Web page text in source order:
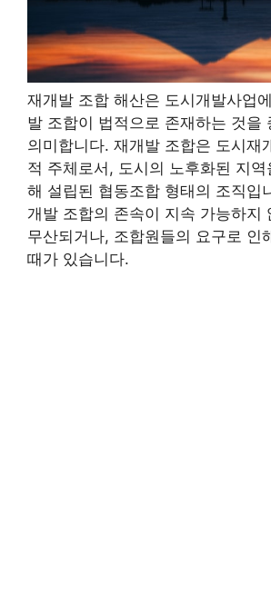
재개발 조합 해산은 도시개발사업
발 조합이 법적으로 존재하는 것을
의미합니다. 재개발 조합은 도시재
적 주체로서, 도시의 노후화된 지역
해 설립된 협동조합 형태의 조직입
개발 조합의 존속이 지속 가능하지
무산되거나, 조합원들의 요구로 인
때가 있습니다.